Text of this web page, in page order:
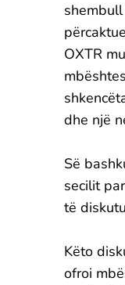
OXTR
dhe një
Së
secilit
të
Këto
ofroi